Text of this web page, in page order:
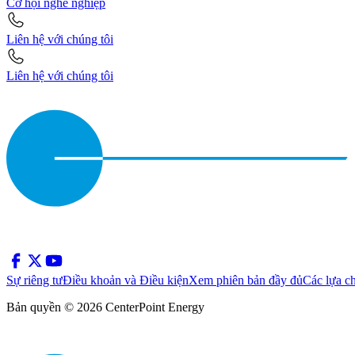
Liên hệ với chúng tôi
Liên hệ với chúng tôi
Sự riêng tưĐiều khoản và Điều kiệnXem phiên bản đầy đủCác lựa
Bản quyền © 2026 CenterPoint Energy